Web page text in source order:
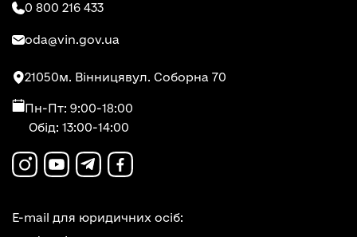
0 800 216 433
oda@vin.gov.ua
21050м. Вінницявул. Соборна 70
Пн-Пт: 9:00-18:00
Обід: 13:00-14:00
E-mail для юридичних осіб: